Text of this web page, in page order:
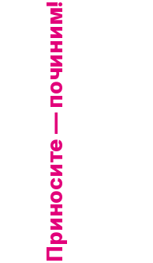
Приносите — починим!